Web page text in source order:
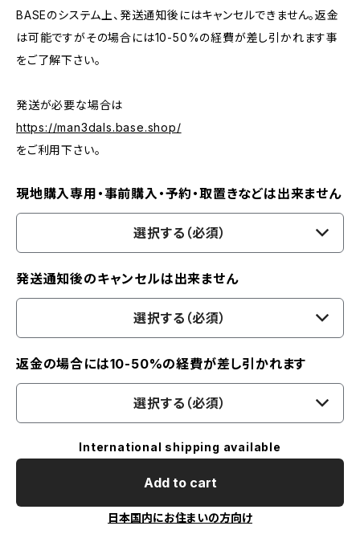
BASEのシステム上、発送通知後にはキャンセルできません。返金
は可能ですがその場合には10-50%の経費が差し引かれます事
をご了解下さい。
発送が必要な場合は
https://man3dals.base.shop/
をご利用下さい。
現地購入専用・事前購入・予約・取置きなどは出来ません
選択する（必須）
発送通知後のキャンセルは出来ません
選択する（必須）
返金の場合には10-50%の経費が差し引かれます
選択する（必須）
International shipping available
Add to cart
日本国内にお住まいの方向け